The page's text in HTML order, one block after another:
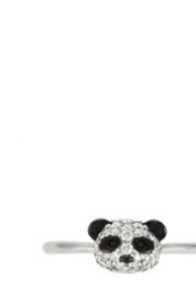
ざ
サ
詳細
ト
■お届け目安が「
例：金曜日17時
■お届け目安が「
ご注文いただい
ージの購入履歴
ご注文状況が「
メンバーシップ
わせフォームより
以下